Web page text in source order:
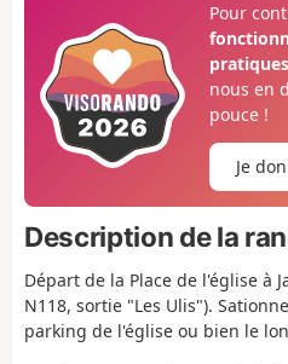
Pour
pratiques
nous en
pouce !
Je
Description de la
Départ de la Place de l'église à
N118, sortie "Les Ulis").
parking de l'église ou bien le